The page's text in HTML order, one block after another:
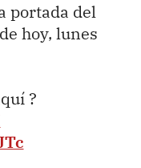
portada del
hoy, lunes
?